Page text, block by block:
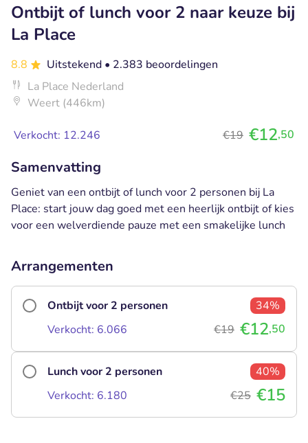
Ontbijt of lunch voor 2 naar keuze bij
La Place
8.8 Uitstekend • 2.383 beoordelingen
La Place Nederland
Weert (446km)
Verkocht: 12.246 €19 €12,50
Samenvatting
Geniet van een ontbijt of lunch voor 2 personen bij La
Place: start jouw dag goed met een heerlijk ontbijt of kies
voor een welverdiende pauze met een smakelijke lunch
Arrangementen
Ontbijt voor 2 personen
34%
Verkocht: 6.066
€19 €12,50
Lunch voor 2 personen
40%
Verkocht: 6.180
€25 €15